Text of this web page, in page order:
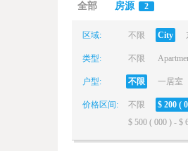
全部 房源 2
区域: 不限 City
类型: 不限
户型: 不限 一居室
价格区间: 不限 $ 200 (
$ 500 ( 000 ) - $